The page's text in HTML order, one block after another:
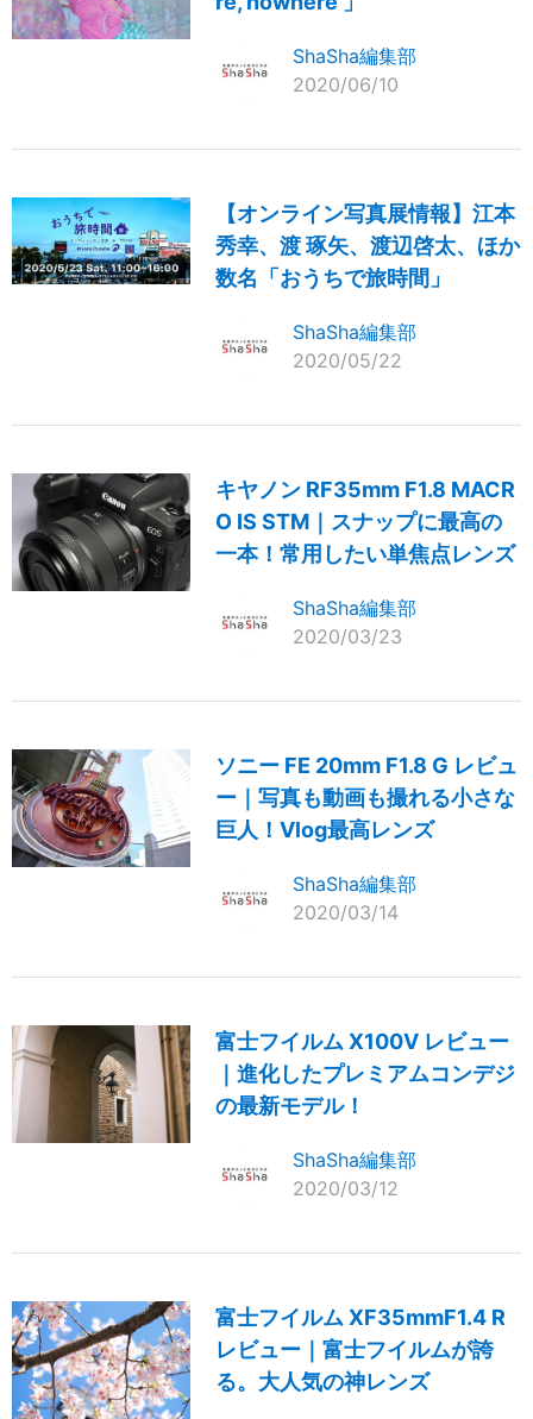
ShaSha編集部
2020/06/10
【オンライン写真展情報】江本
秀幸、渡 琢矢、渡辺啓太、ほか
数名「おうちで旅時間」
ShaSha編集部
2020/05/22
キヤノン RF35mm F1.8 MACR
O IS STM｜スナップに最高の
一本！常用したい単焦点レンズ
ShaSha編集部
2020/03/23
ソニー FE 20mm F1.8 G レビュ
ー｜写真も動画も撮れる小さな
巨人！Vlog最高レンズ
ShaSha編集部
2020/03/14
富士フイルム X100V レビュー
｜進化したプレミアムコンデジ
の最新モデル！
ShaSha編集部
2020/03/12
富士フイルム XF35mmF1.4 R
レビュー｜富士フイルムが誇
る。大人気の神レンズ